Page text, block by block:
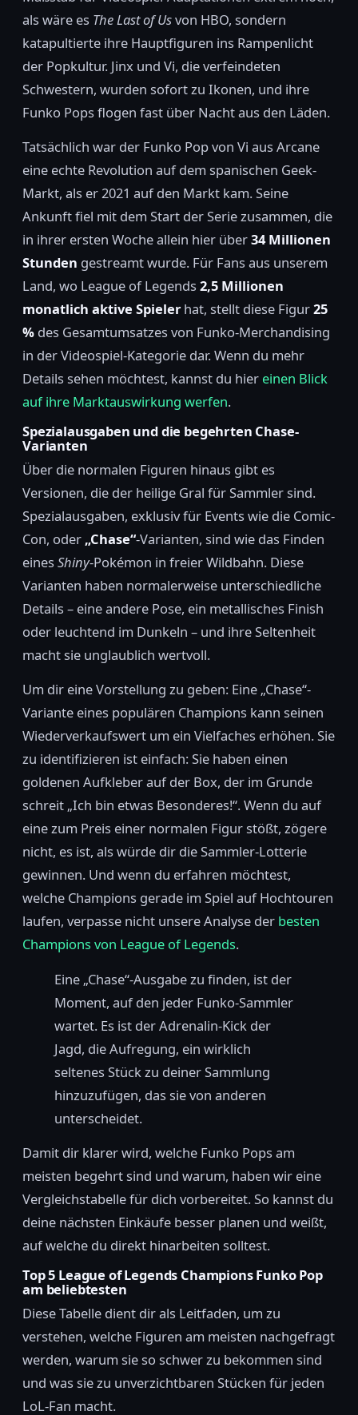
als wäre es The Last of Usvon HBO, sondern
katapultierte ihre Hauptfiguren ins Rampenlicht
der Popkultur. Jinx und Vi, die verfeindeten
Schwestern, wurden sofort zu Ikonen, und ihre
Funko Pops flogen fast über Nacht aus den Läden.
Tatsächlich war der Funko Pop von Vi aus Arcane
eine echte Revolution auf dem spanischen Geek-
Markt, als er 2021 auf den Markt kam. Seine
Ankunft fiel mit dem Start der Serie zusammen, die
in ihrer ersten Woche allein hier über34 Millionen
Stunden gestreamt wurde. Für Fans aus unserem
Land, wo League of Legends 2,5 Millionen
monatlich aktive Spieler hat, stellt diese Figur25
% des Gesamtumsatzes von Funko-Merchandising
in der Videospiel-Kategorie dar. Wenn du mehr
Details sehen möchtest, kannst du hier einen Blick
auf ihre Marktauswirkung werfen.
Spezialausgaben und die begehrten Chase-
Varianten
Über die normalen Figuren hinaus gibt es
Versionen, die der heilige Gral für Sammler sind.
Spezialausgaben, exklusiv für Events wie die Comic-
Con, oder „Chase“-Varianten, sind wie das Finden
eines Shiny-Pokémon in freier Wildbahn. Diese
Varianten haben normalerweise unterschiedliche
Details – eine andere Pose, ein metallisches Finish
oder leuchtend im Dunkeln – und ihre Seltenheit
macht sie unglaublich wertvoll.
Um dir eine Vorstellung zu geben: Eine „Chase“-
Variante eines populären Champions kann seinen
Wiederverkaufswert um ein Vielfaches erhöhen. Sie
zu identifizieren ist einfach: Sie haben einen
goldenen Aufkleber auf der Box, der im Grunde
schreit „Ich bin etwas Besonderes!“. Wenn du auf
eine zum Preis einer normalen Figur stößt, zögere
nicht, es ist, als würde dir die Sammler-Lotterie
gewinnen. Und wenn du erfahren möchtest,
welche Champions gerade im Spiel auf Hochtouren
laufen, verpasse nicht unsere Analyse der besten
Champions von League of Legends.
Eine „Chase“-Ausgabe zu finden, ist der
Moment, auf den jeder Funko-Sammler
wartet. Es ist der Adrenalin-Kick der
Jagd, die Aufregung, ein wirklich
seltenes Stück zu deiner Sammlung
hinzuzufügen, das sie von anderen
unterscheidet.
Damit dir klarer wird, welche Funko Pops am
meisten begehrt sind und warum, haben wir eine
Vergleichstabelle für dich vorbereitet. So kannst du
deine nächsten Einkäufe besser planen und weißt,
auf welche du direkt hinarbeiten solltest.
Top 5 League of Legends Champions Funko Pop
am beliebtesten
Diese Tabelle dient dir als Leitfaden, um zu
verstehen, welche Figuren am meisten nachgefragt
werden, warum sie so schwer zu bekommen sind
und was sie zu unverzichtbaren Stücken für jeden
LoL-Fan macht.